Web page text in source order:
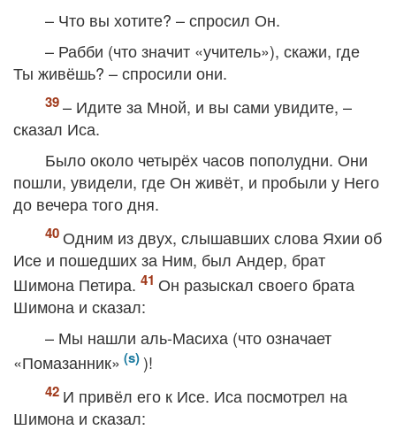
– Что вы хотите? – спросил Он.
– Рабби (что значит «учитель»), скажи, где
Ты живёшь? – спросили они.
– Идите за Мной, и вы сами увидите, –
сказал Иса.
Было около четырёх часов пополудни. Они
пошли, увидели, где Он живёт, и пробыли у Него
до вечера того дня.
Одним из двух, слышавших слова Яхии об
Исе и пошедших за Ним, был Андер, брат
Шимона Петира.
Он разыскал своего брата
Шимона и сказал:
– Мы нашли аль-Масиха (что означает
«Помазанник»
)!
И привёл его к Исе. Иса посмотрел на
Шимона и сказал: